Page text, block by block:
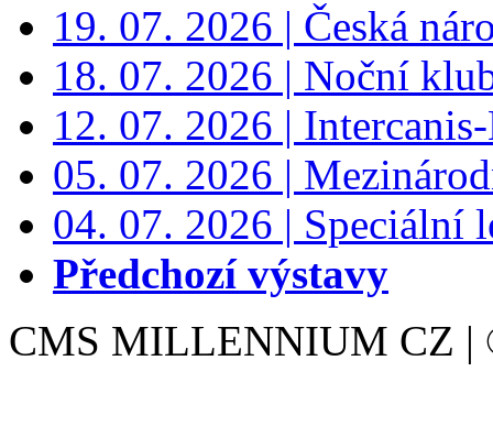
19. 07. 2026 | Česká
18. 07. 2026 | Noční
12. 07. 2026 |
05. 07. 2026 |
04. 07. 2026 | Speciální
Předchozí výstavy
CMS MILLENNIUM CZ |